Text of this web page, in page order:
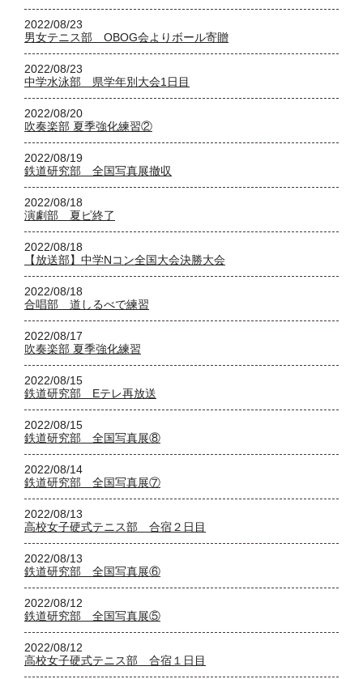
2022/08/23
男女テニス部 OBOG会よりボール寄贈
2022/08/23
中学水泳部 県学年別大会1日目
2022/08/20
吹奏楽部 夏季強化練習②
2022/08/19
鉄道研究部 全国写真展撤収
2022/08/18
演劇部 夏ピ終了
2022/08/18
【放送部】中学Nコン全国大会決勝大会
2022/08/18
合唱部 道しるべで練習
2022/08/17
吹奏楽部 夏季強化練習
2022/08/15
鉄道研究部 Eテレ再放送
2022/08/15
鉄道研究部 全国写真展⑧
2022/08/14
鉄道研究部 全国写真展⑦
2022/08/13
高校女子硬式テニス部 合宿２日目
2022/08/13
鉄道研究部 全国写真展⑥
2022/08/12
鉄道研究部 全国写真展⑤
2022/08/12
高校女子硬式テニス部 合宿１日目